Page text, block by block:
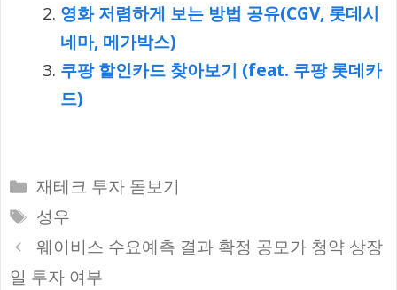
영화 저렴하게 보는 방법 공유(CGV, 롯데시
네마, 메가박스)
쿠팡 할인카드 찾아보기 (feat. 쿠팡 롯데카
드)
카
테
고
리
재테크 투자 돋보기
태
그
성우
웨이비스 수요예측 결과 확정 공모가 청약 상장
일 투자 여부